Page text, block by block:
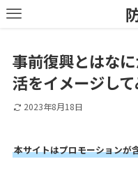
事前復興とはな
活をイメージして
2023年8月18日
本サイトはプロモーションが